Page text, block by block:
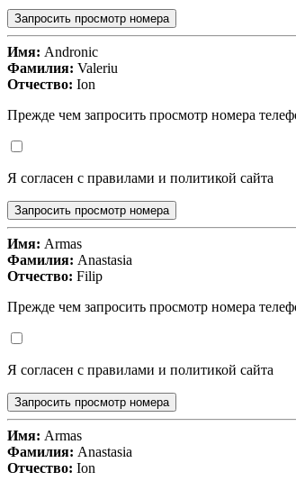
Запросить просмотр номера
Имя: Andronic
Фамилия: Valeriu
Отчество: Ion
Прежде чем запросить просмотр номера
Я согласен с правилами и политикой сайта
Запросить просмотр номера
Имя: Armas
Фамилия: Anastasia
Отчество: Filip
Прежде чем запросить просмотр номера
Я согласен с правилами и политикой сайта
Запросить просмотр номера
Имя: Armas
Фамилия: Anastasia
Отчество: Ion